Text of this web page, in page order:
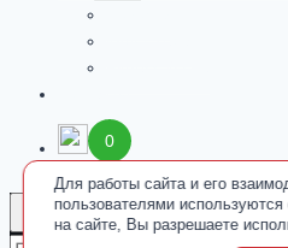
Для работы сайта и его
пользователями
на сайте, Вы разрешаете
0